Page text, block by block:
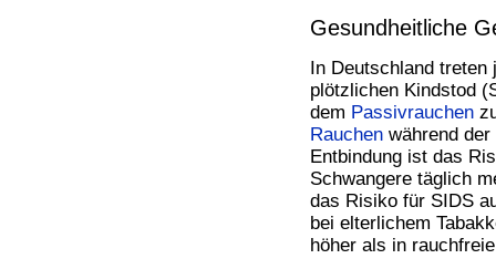
Gesundheitliche
In Deutschland
plötzlichen Kindstod
dem Passivrauchen
Rauchen während
Entbindung ist das
Schwangere täglich
das Risiko für SIDS
bei elterlichem
höher als in